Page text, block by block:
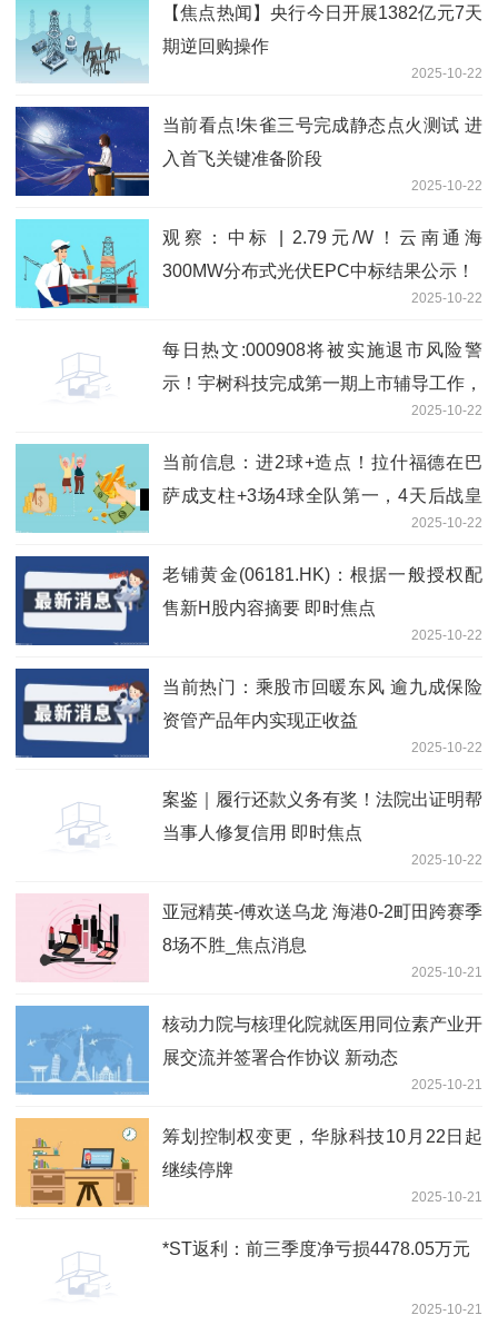
【焦点热闻】央行今日开展1382亿元7天
期逆回购操作
2025-10-22
当前看点!朱雀三号完成静态点火测试 进
入首飞关键准备阶段
2025-10-22
观察：中标 | 2.79元/W！云南通海
300MW分布式光伏EPC中标结果公示！
2025-10-22
每日热文:000908将被实施退市风险警
示！宇树科技完成第一期上市辅导工作，
2025-10-22
当前信息：进2球+造点！拉什福德在巴
萨成支柱+3场4球全队第一，4天后战皇
2025-10-22
老铺黄金(06181.HK)：根据一般授权配
售新H股内容摘要 即时焦点
2025-10-22
当前热门：乘股市回暖东风 逾九成保险
资管产品年内实现正收益
2025-10-22
案鉴｜履行还款义务有奖！法院出证明帮
当事人修复信用 即时焦点
2025-10-22
亚冠精英-傅欢送乌龙 海港0-2町田跨赛季
8场不胜_焦点消息
2025-10-21
核动力院与核理化院就医用同位素产业开
展交流并签署合作协议 新动态
2025-10-21
筹划控制权变更，华脉科技10月22日起
继续停牌
2025-10-21
*ST返利：前三季度净亏损4478.05万元
2025-10-21